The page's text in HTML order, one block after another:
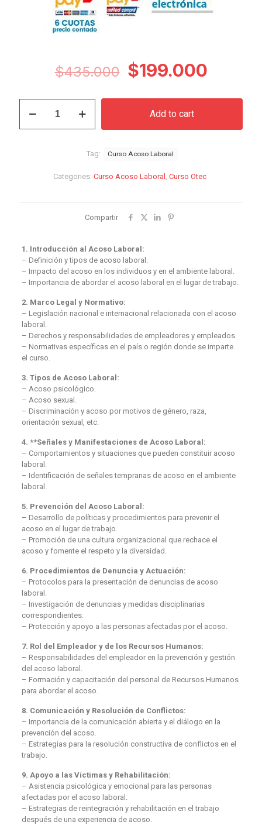
$435.000 Original
was:
$435.000.
$199.000
is:
Acoso
Add to cart
Categories: Curso Acoso Laboral Curso Otec
Tag: Curso Acoso Laboral
Compartir
1. Introducción al Acoso Laboral:
– Definición y tipos de acoso laboral.
– Impacto del acoso en los individuos y en el ambiente laboral.
– Importancia de abordar el acoso laboral en el lugar de trabajo.
2. Marco Legal y Normativo:
– Legislación nacional e internacional relacionada con el acoso
laboral.
– Derechos y responsabilidades de empleadores y empleados.
– Normativas específicas en el país o región donde se imparte
el curso.
3. Tipos de Acoso Laboral:
– Acoso psicológico.
– Acoso sexual.
– Discriminación y acoso por motivos de género, raza,
orientación sexual, etc.
4. **Señales y Manifestaciones de Acoso Laboral:
– Comportamientos y situaciones que pueden constituir acoso
laboral.
– Identificación de señales tempranas de acoso en el ambiente
laboral.
5. Prevención del Acoso Laboral:
– Desarrollo de políticas y procedimientos para prevenir el
acoso en el lugar de trabajo.
– Promoción de una cultura organizacional que rechace el
acoso y fomente el respeto y la diversidad.
6. Procedimientos de Denuncia y Actuación:
– Protocolos para la presentación de denuncias de acoso
laboral.
– Investigación de denuncias y medidas disciplinarias
correspondientes.
– Protección y apoyo a las personas afectadas por el acoso.
7. Rol del Empleador y de los Recursos Humanos:
– Responsabilidades del empleador en la prevención y gestión
del acoso laboral.
– Formación y capacitación del personal de Recursos Humanos
para abordar el acoso.
8. Comunicación y Resolución de Conflictos:
– Importancia de la comunicación abierta y el diálogo en la
prevención del acoso.
– Estrategias para la resolución constructiva de conflictos en el
trabajo.
9. Apoyo a las Víctimas y Rehabilitación:
– Asistencia psicológica y emocional para las personas
afectadas por el acoso laboral.
– Estrategias de reintegración y rehabilitación en el trabajo
después de una experiencia de acoso.